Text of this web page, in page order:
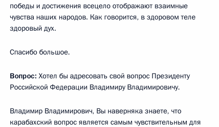
победы и достижения всецело отображают взаимные
чувства наших народов. Как говорится, в здоровом теле
здоровый дух.
Спасибо большое.
Вопрос: Хотел бы адресовать свой вопрос Президенту
Российской Федерации Владимиру Владимировичу.
Владимир Владимирович, Вы наверняка знаете, что
карабахский вопрос является самым чувствительным для